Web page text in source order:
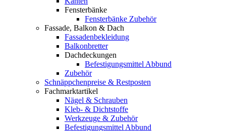
Fensterbänke
Fensterbänke Zubehör
Fassade, Balkon & Dach
Fassadenbekleidung
Balkonbretter
Dachdeckungen
Befestigungsmittel Abbund
Zubehör
Schnäppchenpreise & Restposten
Fachmarktartikel
Nägel & Schrauben
Kleb- & Dichtstoffe
Werkzeuge & Zubehör
Befestigungsmittel Abbund